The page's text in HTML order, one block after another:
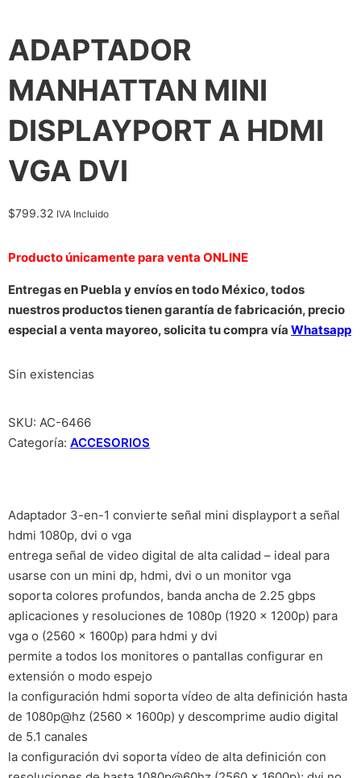
ADAPTADOR
MANHATTAN MINI
DISPLAYPORT A HDMI
VGA DVI
$799.32 IVA Incluido
Producto únicamente para venta ONLINE
Entregas en Puebla y envíos en todo México, todos
nuestros productos tienen garantía de fabricación, precio
especial a venta mayoreo, solicita tu compra vía Whatsapp
Sin existencias
SKU: AC-6466
Categoría: ACCESORIOS
Adaptador 3-en-1 convierte señal mini displayport a señal
hdmi 1080p, dvi o vga
entrega señal de video digital de alta calidad – ideal para
usarse con un mini dp, hdmi, dvi o un monitor vga
soporta colores profundos, banda ancha de 2.25 gbps
aplicaciones y resoluciones de 1080p (1920 x 1200p) para
vga o (2560 × 1600p) para hdmi y dvi
permite a todos los monitores o pantallas configurar en
extensión o modo espejo
la configuración hdmi soporta vídeo de alta definición hasta
de 1080p@hz (2560 × 1600p) y descomprime audio digital
de 5.1 canales
la configuración dvi soporta vídeo de alta definición con